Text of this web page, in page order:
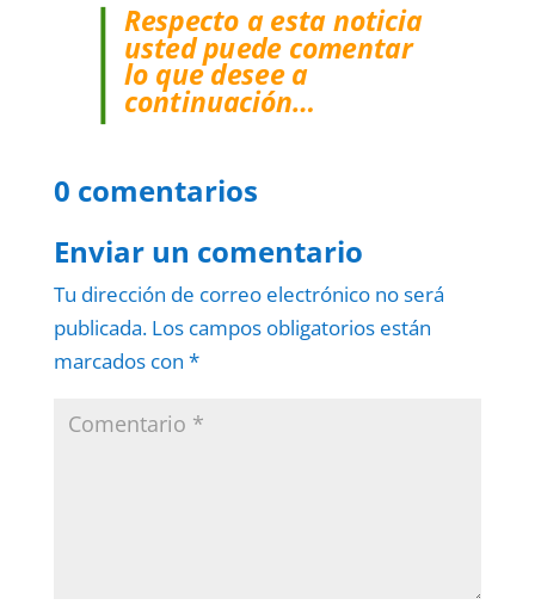
Respecto a esta noticia
usted puede comentar
lo que desee a
continuación…
0 comentarios
Enviar un comentario
Tu dirección de correo electrónico no será
publicada. Los campos obligatorios están
marcados con *